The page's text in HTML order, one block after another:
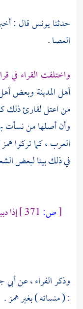
حدثنايونسقال :
العصا .
واختلفت القراء في
أهل المدينة وبعض
من اعتل لقارئ
وأن أصلها من نسأت
العرب ، كما تركوا همز
في ذلك بيتا لبعض
[ص:
إذا
وذكرالفراء ،عنأبي
: ( منساته ) بغير همز .